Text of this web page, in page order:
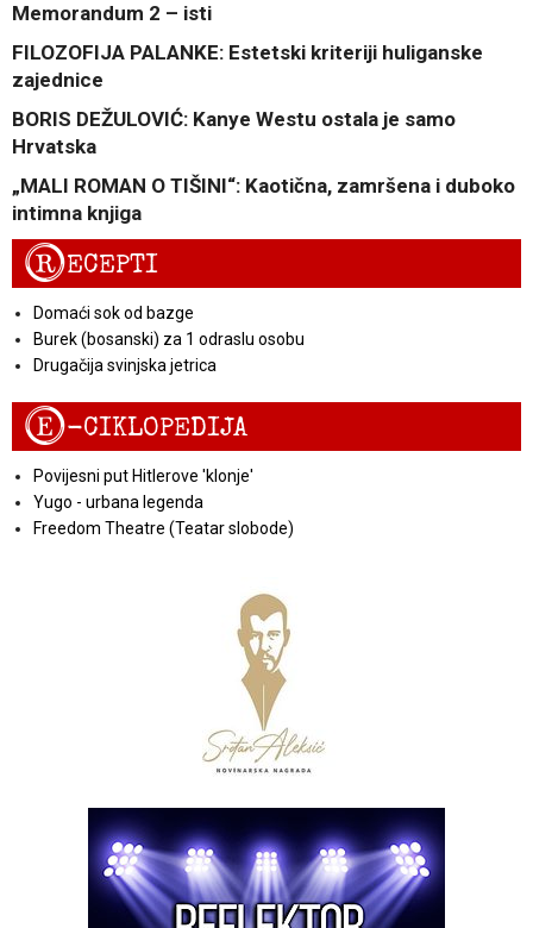
Memorandum 2 – isti
FILOZOFIJA PALANKE: Estetski kriteriji huliganske
zajednice
BORIS DEŽULOVIĆ: Kanye Westu ostala je samo
Hrvatska
„MALI ROMAN O TIŠINI“: Kaotična, zamršena i duboko
intimna knjiga
RECEPTI
Domaći sok od bazge
Burek (bosanski) za 1 odraslu osobu
Drugačija svinjska jetrica
E-CIKLOPEDIJA
Povijesni put Hitlerove 'klonje'
Yugo - urbana legenda
Freedom Theatre (Teatar slobode)